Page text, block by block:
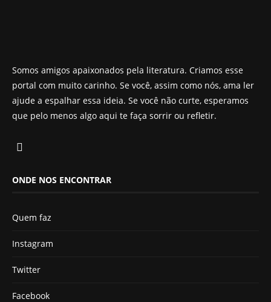
Somos amigos apaixonados pela literatura. Criamos esse
portal com muito carinho. Se você, assim como nós, ama ler
ajude a espalhar essa ideia. Se você não curte, esperamos
que pelo menos algo aqui te faça sorrir ou refletir.
ONDE NOS ENCONTRAR
Quem faz
Instagram
Twitter
Facebook